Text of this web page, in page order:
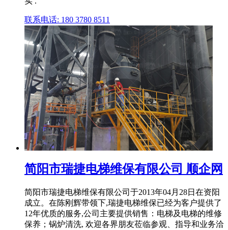
联系电话: 180 3780 8511
简阳市瑞捷电梯维保有限公司 顺企网
简阳市瑞捷电梯维保有限公司于2013年04月28日在资阳
成立。在陈刚辉带领下,瑞捷电梯维保已经为客户提供了
12年优质的服务,公司主要提供销售：电梯及电梯的维修
保养；锅炉清洗, 欢迎各界朋友莅临参观、指导和业务洽